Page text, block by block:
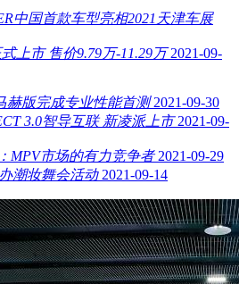
中国首款车型亮相2021天津车展
上市 售价9.79万-11.29万 2021-09-
赫版完成专业性能首测 2021-09-30
3.0智导互联 新凌派上市 2021-09-
MPV市场的有力竞争者 2021-09-29
潮妆舞会活动 2021-09-14